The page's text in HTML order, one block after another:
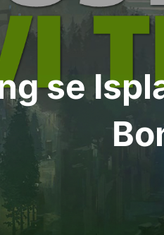
se